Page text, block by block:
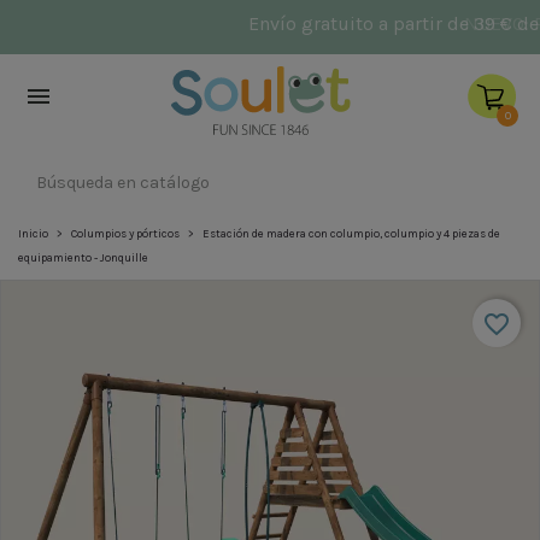
NUEVO: Parques infantiles HéctoryAquiles

0
Inicio Columpios y pórticos
Estación de madera con columpio, columpio y 4 piezas de
equipamiento - Jonquille
favorite_border